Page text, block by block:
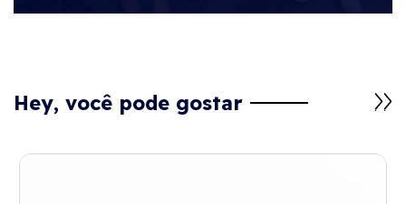
Hey, você pode gostar